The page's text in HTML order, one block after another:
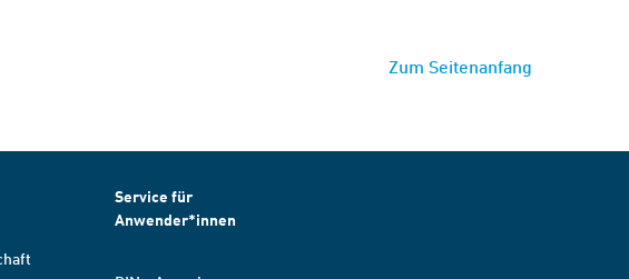
Zum Seitenanfang
Service für
Anwender*innen